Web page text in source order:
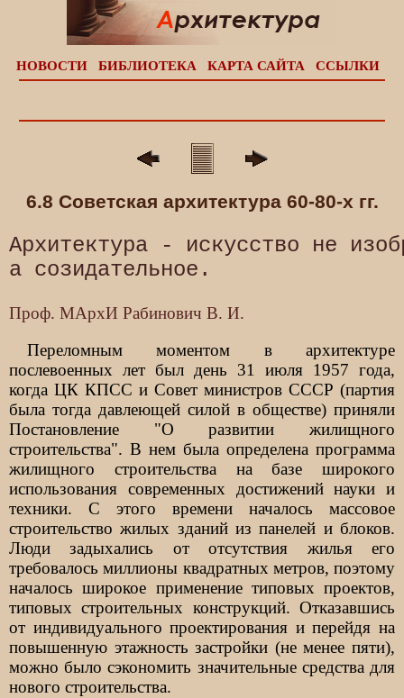
НОВОСТИ БИБЛИОТЕКА КАРТА САЙТА ССЫЛКИ
6.8 Советская архитектура 60-80-х гг.
Архитектура - искусство не
Проф. МАрхИ Рабинович В. И.
Переломным моментом в архитектуре
послевоенных лет был день 31 июля 1957 года,
когда ЦК КПСС и Совет министров СССР (партия
была тогда давлеющей силой в обществе) приняли
Постановление "О развитии жилищного
строительства". В нем была определена программа
жилищного строительства на базе широкого
использования современных достижений науки и
техники. С этого времени началось массовое
строительство жилых зданий из панелей и блоков.
Люди задыхались от отсутствия жилья его
требовалось миллионы квадратных метров, поэтому
началось широкое применение типовых проектов,
типовых строительных конструкций. Отказавшись
от индивидуального проектирования и перейдя на
повышенную этажность застройки (не менее пяти),
можно было сэкономить значительные средства для
нового строительства.